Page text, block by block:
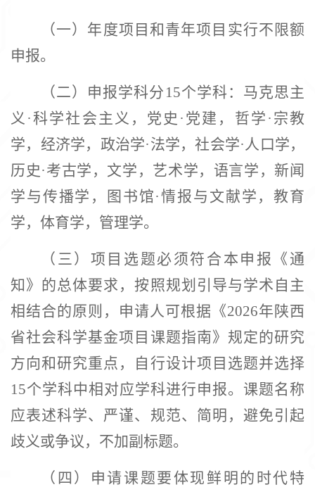
（一）年度项目和青年项目实行不限额
申报。
（二）申报学科分 15个学科：马克思主
义·科学社会主义，党史·党建，哲学·宗教
学，经济学，政治学·法学，社会学·人口学，
历史·考古学，文学，艺术学，语言学，新闻
学与传播学，图书馆·情报与文献学，教育
学，体育学，管理学。
（三）项目选题必须符合本申报《通
知》的总体要求，按照规划引导与学术自主
相结合的原则，申请人可根据《2026年陕西
省社会科学基金项目课题指南》规定的研究
方向和研究重点，自行设计项目选题并选择
15个学科中相对应学科进行申报。课题名称
应表述科学、严谨、规范、简明，避免引起
歧义或争议，不加副标题。
（四）申请课题要体现鲜明的时代特